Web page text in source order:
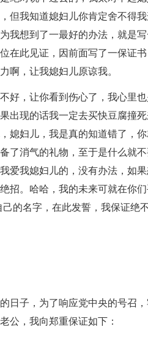
但我知道媳妇儿你肯定舍不得
我想到了一最好的办法，就是
在此见证，因前面写了一保证
啊，让我媳妇儿原谅我。
好，让你看到伤心了，我心里
出现的话我一定去买快豆腐撞
媳妇儿，我是真的知道错了，
了消气的礼物，至于是什么就
爱我媳妇儿的，没有办法，如
招。哈哈，我的未来可就在你
的名字，在此发誓，我保证绝
日子，为了响应党中央的号召
公，我向郑重保证如下：